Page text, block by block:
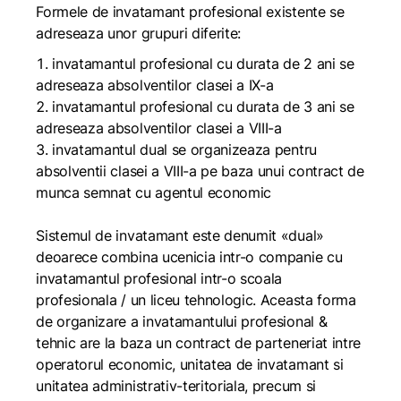
Formele de invatamant profesional existente se
adreseaza unor grupuri diferite:
invatamantul profesional cu durata de 2 ani se
adreseaza absolventilor clasei a IX-a
invatamantul profesional cu durata de 3 ani se
adreseaza absolventilor clasei a VIII-a
invatamantul dual se organizeaza pentru
absolventii clasei a VIII-a pe baza unui contract de
munca semnat cu agentul economic
Sistemul de invatamant este denumit «dual»
deoarece combina ucenicia intr-o companie cu
invatamantul profesional intr-o scoala
profesionala / un liceu tehnologic. Aceasta forma
de organizare a invatamantului profesional &
tehnic are la baza un contract de parteneriat intre
operatorul economic, unitatea de invatamant si
unitatea administrativ-teritoriala, precum si